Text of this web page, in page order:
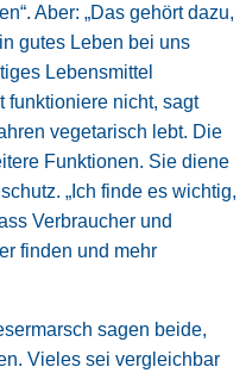
Aber: „Das gehört dazu,
gutes Leben bei uns
Lebensmittel
funktioniere nicht, sagt
vegetarisch lebt. Die
Funktionen. Sie diene
„Ich finde es wichtig,
Verbraucher und
finden und mehr
sagen beide,
Vieles sei vergleichbar